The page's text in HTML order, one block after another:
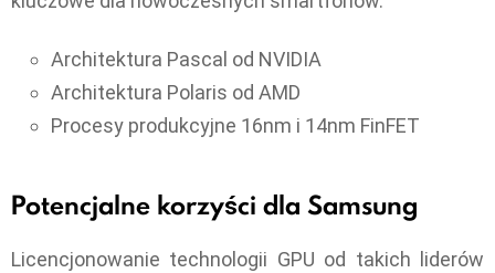
Architektura Pascal od NVIDIA
Architektura Polaris od AMD
Procesy produkcyjne 16nm i 14nm FinFET
Potencjalne korzyści dla Samsung
Licencjonowanie technologii GPU od takich liderów